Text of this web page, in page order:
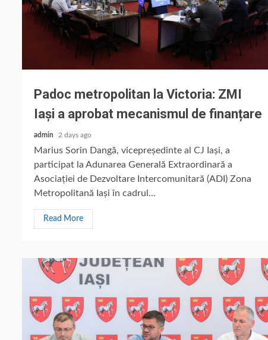
Padoc metropolitan la Victoria: ZMI
Iași a aprobat mecanismul de finanțare
admin 2 days ago
Marius Sorin Dangă, vicepreședinte al CJ Iași, a
participat la Adunarea Generală Extraordinară a
Asociației de Dezvoltare Intercomunitară (ADI) Zona
Metropolitană Iași în cadrul...
Read More